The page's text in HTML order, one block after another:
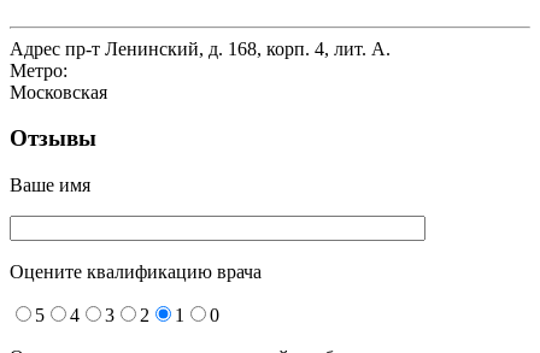
Адрес пр-т Ленинский, д. 168, корп. 4, лит. А.
Метро:
Московская
Отзывы
Ваше имя
Оцените квалификацию врача
5 4 3 2 1 0